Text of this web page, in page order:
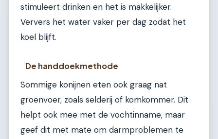
stimuleert drinken en het is makkelijker.
Ververs het water vaker per dag zodat het
koel blijft.
De handdoekmethode
Sommige konijnen eten ook graag nat
groenvoer, zoals selderij of komkommer. Dit
helpt ook mee met de vochtinname, maar
geef dit met mate om darmproblemen te